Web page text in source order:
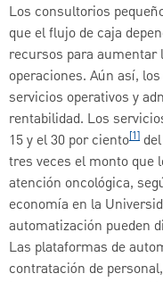
Los consultorios
que el flujo de caja
recursos para aumentar
operaciones. Aún así,
servicios operativos y
rentabilidad. Los
15 y el 30 por ciento[1]
tres veces el monto que
atención oncológica,
economía en la
automatización pueden
Las plataformas de
contratación de